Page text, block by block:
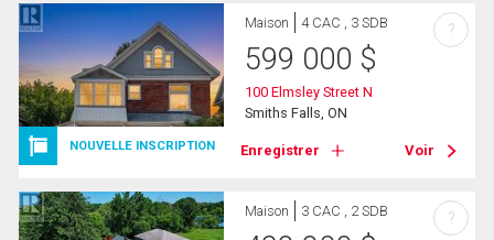
NOUVELLE INSCRIPTION
Maison 4 CAC , 3 SDB
599 000 $
100 Elmsley Street N
Smiths Falls, ON
Enregistrer Voir
?
Maison 3 CAC , 2 SDB ?